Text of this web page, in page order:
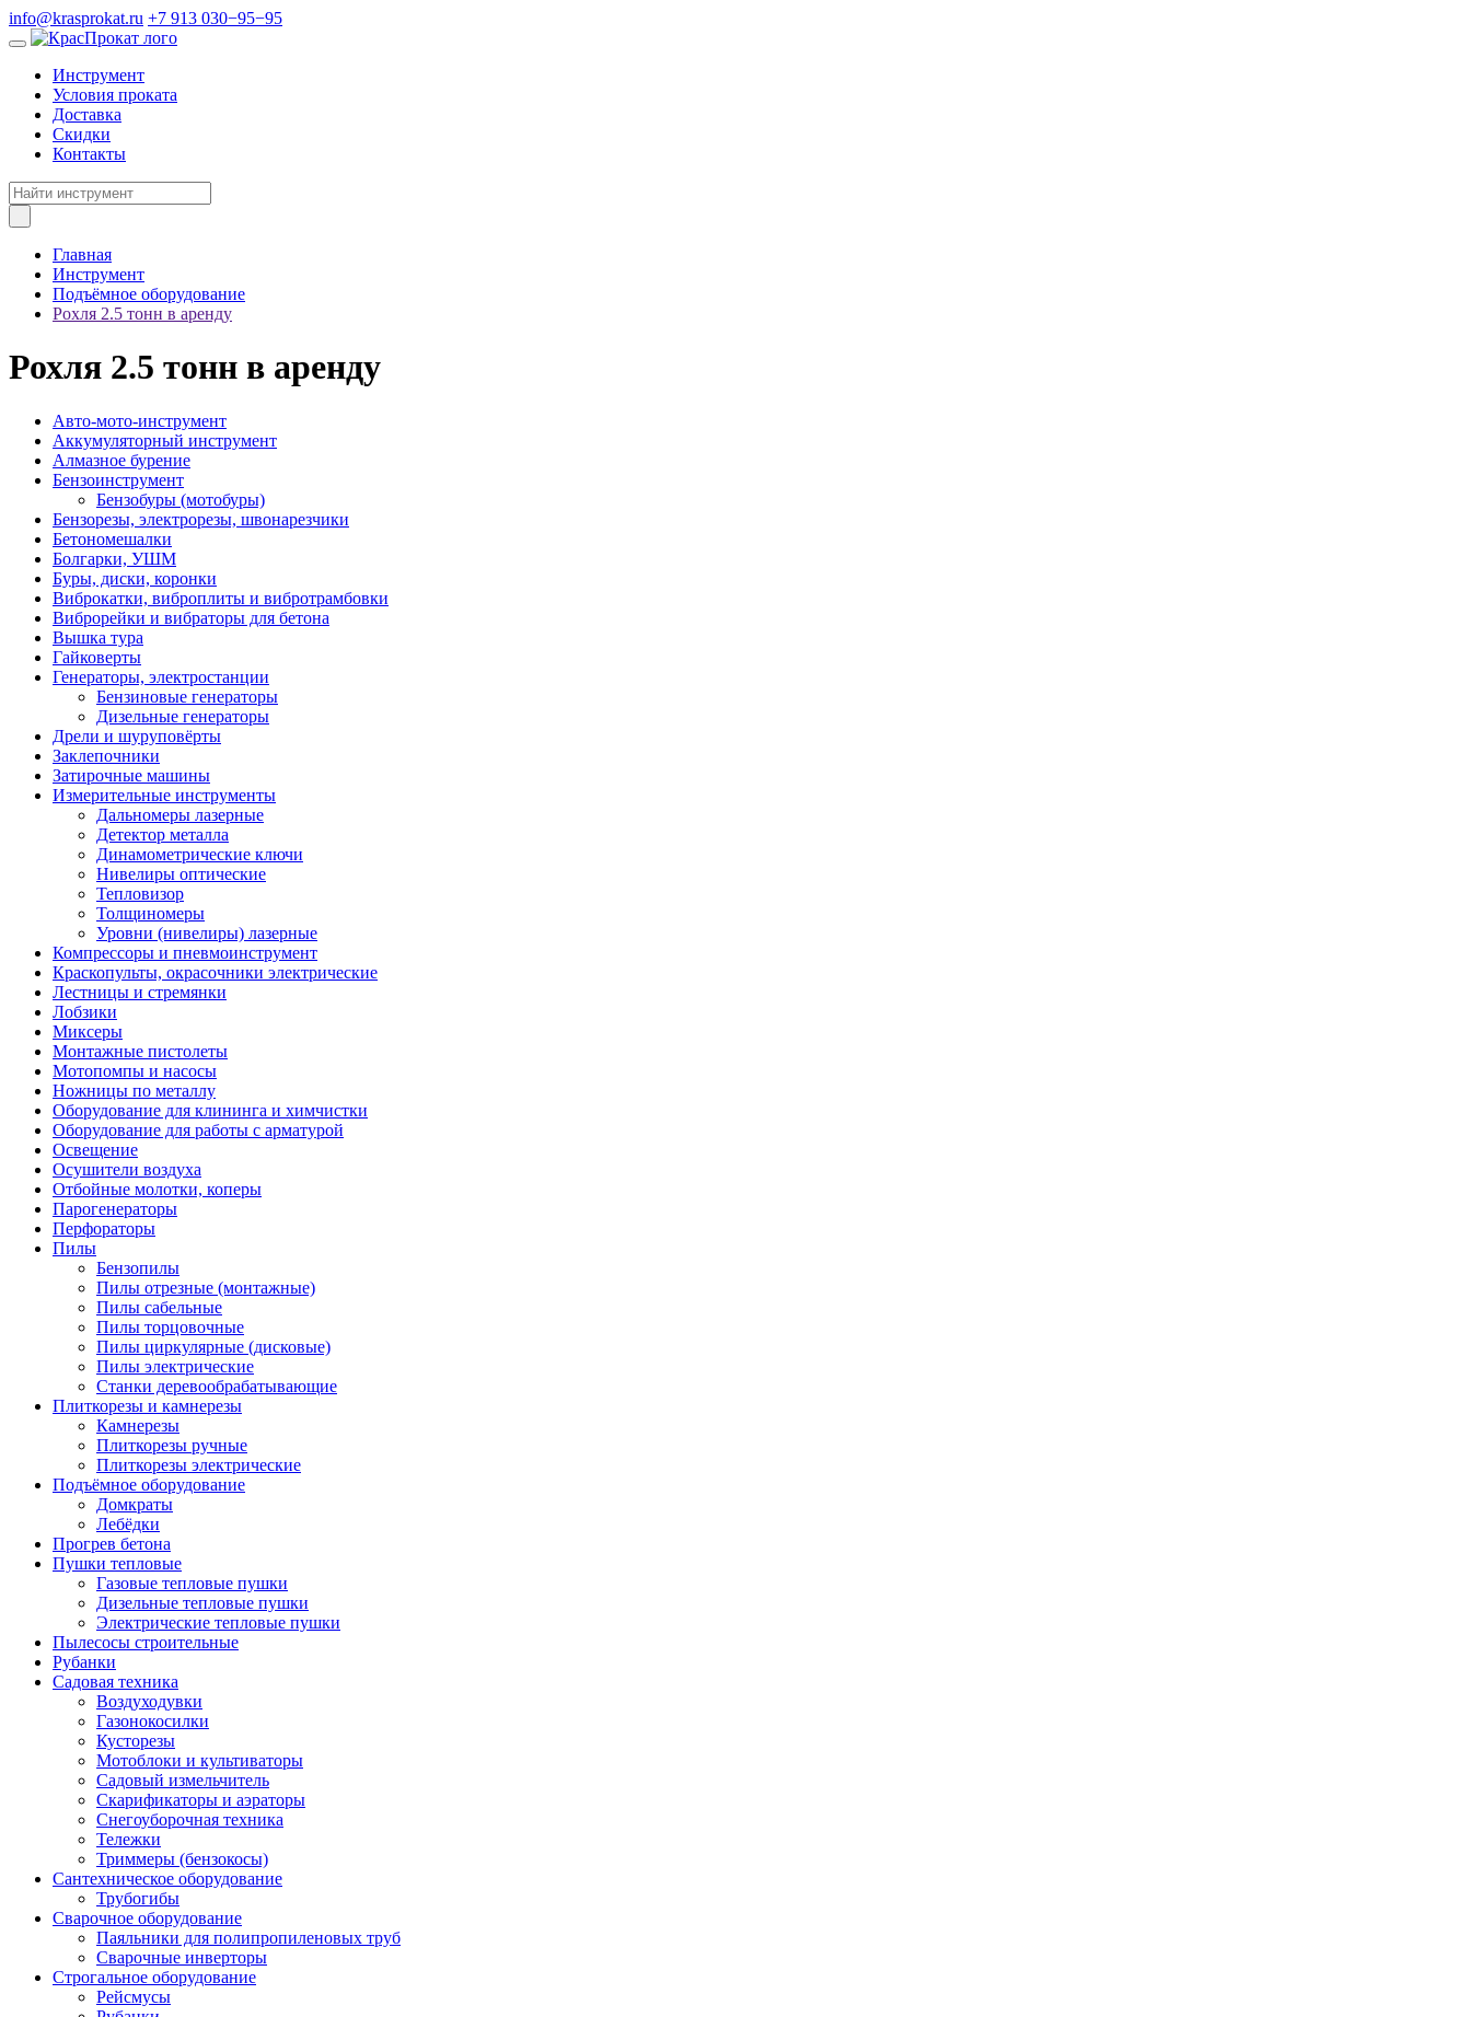
info@krasprokat.ru +7 913 030−95−95
Инструмент
Условия проката
Доставка
Скидки
Контакты
Главная
Инструмент
Подъёмное оборудование
Рохля 2.5 тонн в аренду
Рохля 2.5 тонн в аренду
Авто-мото-инструмент
Аккумуляторный инструмент
Алмазное бурение
Бензоинструмент
Бензобуры (мотобуры)
Бензорезы, электрорезы, швонарезчики
Бетономешалки
Болгарки, УШМ
Буры, диски, коронки
Виброкатки, виброплиты и вибротрамбовки
Виброрейки и вибраторы для бетона
Вышка тура
Гайковерты
Генераторы, электростанции
Бензиновые генераторы
Дизельные генераторы
Дрели и шуруповёрты
Заклепочники
Затирочные машины
Измерительные инструменты
Дальномеры лазерные
Детектор металла
Динамометрические ключи
Нивелиры оптические
Тепловизор
Толщиномеры
Уровни (нивелиры) лазерные
Компрессоры и пневмоинструмент
Краскопульты, окрасочники электрические
Лестницы и стремянки
Лобзики
Миксеры
Монтажные пистолеты
Мотопомпы и насосы
Ножницы по металлу
Оборудование для клининга и химчистки
Оборудование для работы с арматурой
Освещение
Осушители воздуха
Отбойные молотки, коперы
Парогенераторы
Перфораторы
Пилы
Бензопилы
Пилы отрезные (монтажные)
Пилы сабельные
Пилы торцовочные
Пилы циркулярные (дисковые)
Пилы электрические
Станки деревообрабатывающие
Плиткорезы и камнерезы
Камнерезы
Плиткорезы ручные
Плиткорезы электрические
Подъёмное оборудование
Домкраты
Лебёдки
Прогрев бетона
Пушки тепловые
Газовые тепловые пушки
Дизельные тепловые пушки
Электрические тепловые пушки
Пылесосы строительные
Рубанки
Садовая техника
Воздуходувки
Газонокосилки
Кусторезы
Мотоблоки и культиваторы
Садовый измельчитель
Скарификаторы и аэраторы
Снегоуборочная техника
Тележки
Триммеры (бензокосы)
Сантехническое оборудование
Трубогибы
Сварочное оборудование
Паяльники для полипропиленовых труб
Сварочные инверторы
Строгальное оборудование
Рейсмусы